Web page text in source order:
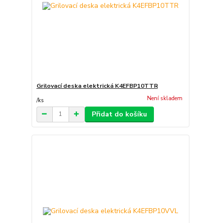
Grilovací deska elektrická K4EFBP10TTR
/ks Není skladem
Přidat do košíku